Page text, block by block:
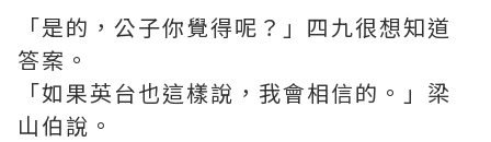
「是的，公子你覺得呢？」四九很想知道
答案。
「如果英台也這樣說，我會相信的。」梁
山伯說。